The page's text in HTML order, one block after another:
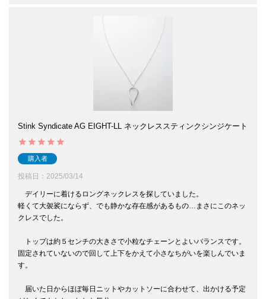
Stink Syndicate AG EIGHT-LL ネックレススティンクシンジケート
購入者
投稿日 2025/03/14
デイリーに着けるロングネックレスを探していました。
軽くて大袈裟にならず、でも静かな存在感があるもの…まさにこのネッ
クレスでした。
トップは約５センチの大きさで小粒なチェーンとよいバランスです。
固定されていないので回して上下をかえて小さなちがいを楽しんでいま
す。
届いた日からほぼ毎日ニットやカットソーに合わせて、出かける予定